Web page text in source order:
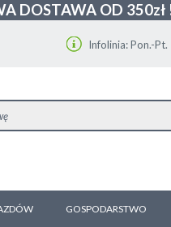
DOSTAWA OD 350zł
Infolinia: Pon.-
GOSPODARSTWO